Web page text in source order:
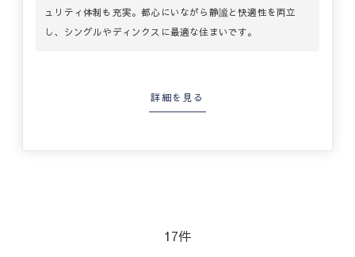
ュリティ体制も充実。都心にいながら静謐と快適性を両立
し、シングルやディンクスに最適な住まいです。
詳細を見る
17件